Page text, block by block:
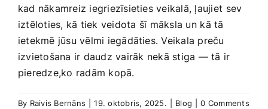
kad nākamreiz iegriezīsieties veikalā, ļaujiet⁢ sev
iztēloties, kā tiek veidota ⁢šī māksla ‍un⁣ kā tā
ietekmē jūsu vēlmi iegādāties. Veikala preču
izvietošana ir daudz vairāk⁢ nekā stiga‌ —‌ tā ir
pieredze,ko radām kopā.
By Raivis Bernāns 19. oktobris, 2025. Blog 0 Comments